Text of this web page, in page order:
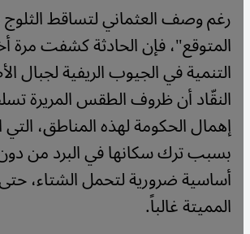
رغم وصف العثماني لتساقط الثلوج
المتوقع"، فإن الحادثة كشفت
التنمية في الجيوب الريفية لجبال
النقّاد أن ظروف الطقس المريرة
إهمال الحكومة لهذه المناطق،
بسبب ترك سكانها في البرد من
أساسية ضرورية لتحمل الشتاء،
المميتة غالباً.